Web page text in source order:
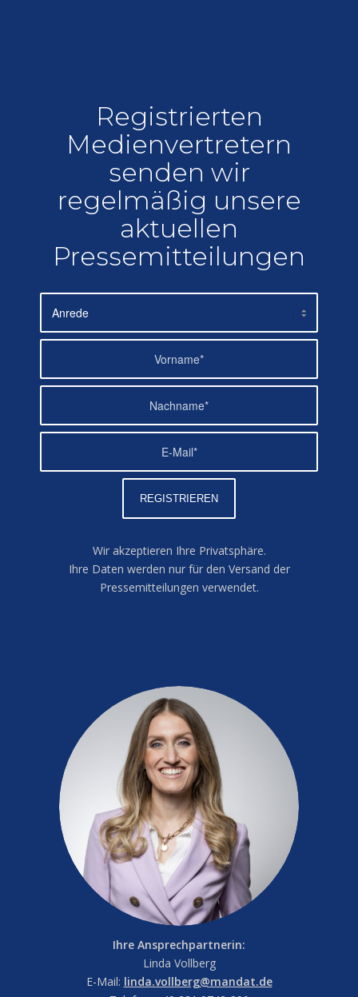
Registrierten
Medienvertretern
senden wir
regelmäßig unsere
aktuellen
Pressemitteilungen
Wir akzeptieren Ihre Privatsphäre.
Ihre Daten werden nur für den Versand der
Pressemitteilungen verwendet.
Ihre Ansprechpartnerin:
Linda Vollberg
E-Mail: linda.vollberg@mandat.de